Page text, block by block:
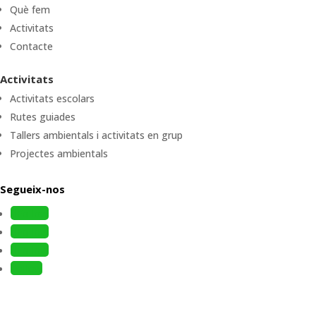
Què fem
Activitats
Contacte
Activitats
Activitats escolars
Rutes guiades
Tallers ambientals i activitats en grup
Projectes ambientals
Segueix-nos
Follow
Follow
Follow
Follow